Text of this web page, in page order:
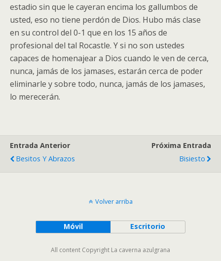
estadio sin que le cayeran encima los gallumbos de
usted, eso no tiene perdón de Dios. Hubo más clase
en su control del 0-1 que en los 15 años de
profesional del tal Rocastle. Y si no son ustedes
capaces de homenajear a Dios cuando le ven de cerca,
nunca, jamás de los jamases, estarán cerca de poder
eliminarle y sobre todo, nunca, jamás de los jamases,
lo merecerán.
Entrada Anterior
Besitos Y Abrazos
Próxima Entrada
Bisiesto
Volver arriba
Móvil Escritorio
All content Copyright La caverna azulgrana